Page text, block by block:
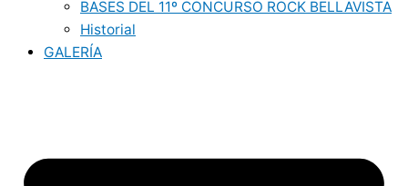
BASES DEL 11º CONCURSO ROCK BELLAVISTA
Historial
GALERÍA